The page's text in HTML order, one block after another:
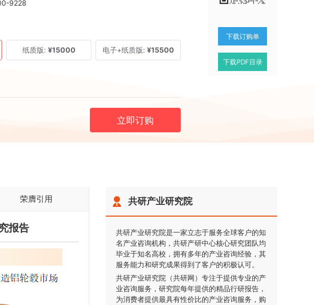
9228
纸质版: ¥15000 电子+纸质版: ¥15500
立即订购
下载订购单
下载PDF目录
荣膺引用
报告
共研产业研究院
共研产业研究院是一家立志于服务全球客户的知
名产业咨询机构，共研产研中心核心研究团队均
毕业于知名高校，拥有多年的产业咨询经验，其
服务能力和研究成果得到了客户的积极认可。
共研产业研究院（共研网）专注于提供专业的产
业咨询服务，研究院每年提供的精品行研报告，
为消费者提供最具有性价比的产业咨询服务，购